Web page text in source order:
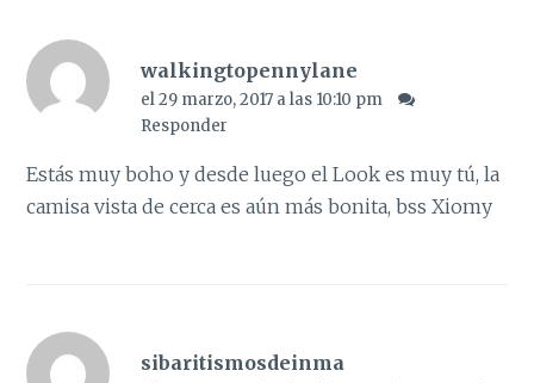
walkingtopennylane
el 29 marzo, 2017 a las 10:10 pm
Responder
Estás muy boho y desde luego el Look es muy tú, la
camisa vista de cerca es aún más bonita, bss Xiomy
sibaritismosdeinma